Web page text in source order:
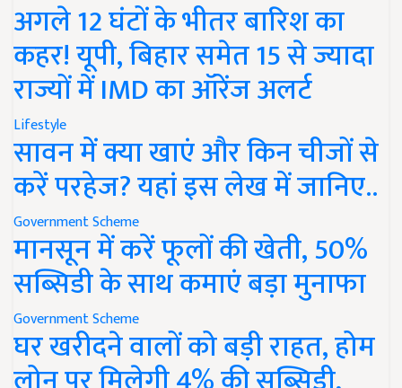
अगले 12 घंटों के भीतर बारिश का
कहर! यूपी, बिहार समेत 15 से ज्यादा
राज्यों में IMD का ऑरेंज अलर्ट
Lifestyle
सावन में क्या खाएं और किन चीजों से
करें परहेज? यहां इस लेख में जानिए..
Government Scheme
मानसून में करें फूलों की खेती, 50%
सब्सिडी के साथ कमाएं बड़ा मुनाफा
Government Scheme
घर खरीदने वालों को बड़ी राहत, होम